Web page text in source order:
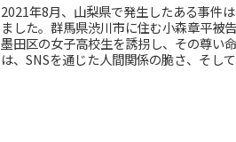
2021年8月、山梨県で発生したある事件
ました。群馬県渋川市に住む小森章平被
墨田区の女子高校生を誘拐し、その尊い
は、SNSを通じた人間関係の脆さ、そし